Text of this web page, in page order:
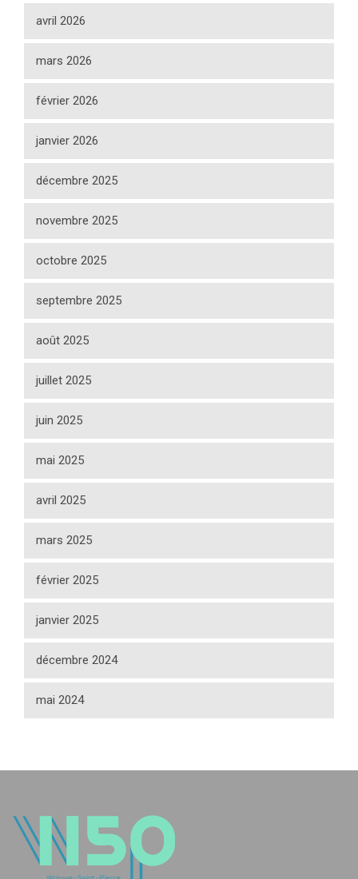
avril 2026
mars 2026
février 2026
janvier 2026
décembre 2025
novembre 2025
octobre 2025
septembre 2025
août 2025
juillet 2025
juin 2025
mai 2025
avril 2025
mars 2025
février 2025
janvier 2025
décembre 2024
mai 2024